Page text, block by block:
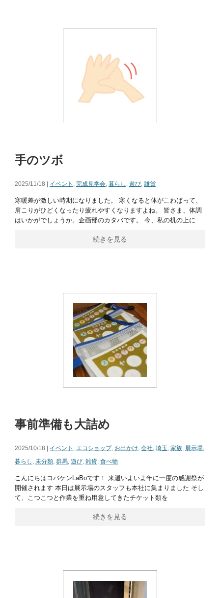
手のツボ
2025/11/18 | イベント , 完成見学会, 暮らし , 遊び, 雑貨
寒暖差が激しい時期になりました。 寒くなると体がこわばって、
肩こりがひどくなったり疲れやすくなりますよね。 皆さま、体調
はいかがでしょうか。企画部のカタバです。 今、私の机の上に
続きを見る
事前準備も大詰め
2025/10/18 | イベント , エコショップ, お出かけ, 会社, 埼玉, 家族, 展示場,
暮らし , 未分類, 群馬, 遊び, 雑貨, 食べ物
こんにちはコバケンLaBoです！ 来週いよいよ年に一度の感謝祭が
開催されます 本日は展示場のスタッフも本社に集まりました そし
て、こつこつと作業を重ね用意してきたチケット類を
続きを見る